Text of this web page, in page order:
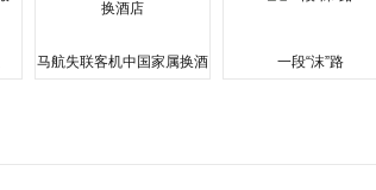
马航失联客机中国家属换酒
一段“沫”路